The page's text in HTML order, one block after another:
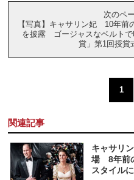
次のペ
【写真】キャサリン妃 10年前
を披露 ゴージャスなベルト
賞」第1回授賞
1
関連記事
キャサリ
場 8年前
スタイル